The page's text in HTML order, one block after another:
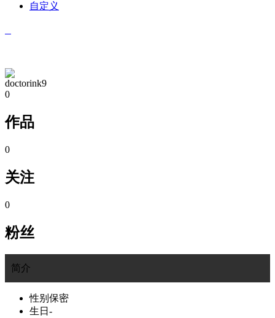
自定义
doctorink9
0
作品
0
关注
0
粉丝
简介
性别 保密
生日 -